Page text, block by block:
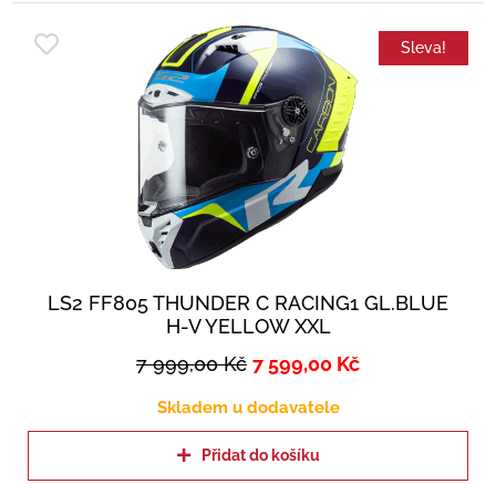
Sleva!
LS2 FF805 THUNDER C RACING1 GL.BLUE
H-V YELLOW XXL
7 999,00Kč 7 599,00 Kč
Skladem u dodavatele
Přidat do košíku